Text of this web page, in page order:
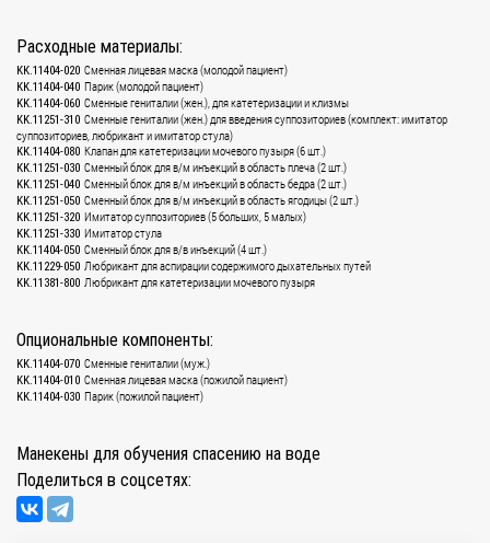
Расходные материалы:
KK.11404-020 Сменная лицевая маска (молодой пациент)
KK.11404-040 Парик (молодой пациент)
KK.11404-060 Сменные гениталии (жен.), для катетеризации и клизмы
KK.11251-310 Сменные гениталии (жен.) для введения суппозиториев (комплект: имитатор
суппозиториев, любрикант и имитатор стула)
KK.11404-080 Клапан для катетеризации мочевого пузыря (6 шт.)
KK.11251-030 Сменный блок для в/м инъекций в область плеча (2 шт.)
KK.11251-040 Сменный блок для в/м инъекций в область бедра (2 шт.)
KK.11251-050 Сменный блок для в/м инъекций в область ягодицы (2 шт.)
KK.11251-320 Имитатор суппозиториев (5 больших, 5 малых)
KK.11251-330 Имитатор стула
KK.11404-050 Сменный блок для в/в инъекций (4 шт.)
KK.11229-050 Любрикант для аспирации содержимого дыхательных путей
KK.11381-800 Любрикант для катетеризации мочевого пузыря
Опциональные компоненты:
KK.11404-070 Сменные гениталии (муж.)
KK.11404-010 Сменная лицевая маска (пожилой пациент)
KK.11404-030 Парик (пожилой пациент)
Манекены для обучения спасению на воде
Поделиться в соцсетях: